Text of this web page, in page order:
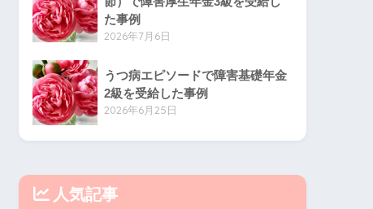
た事例
2026年7月6日
うつ病エピソードで障害基礎年金
2級を受給した事例
2026年6月25日
人気記事